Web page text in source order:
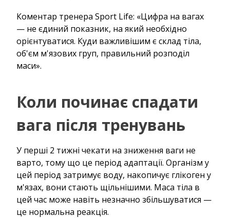
Коментар тренера Sport Life: «Цифра на вагах
— не єдиний показник, на який необхідно
орієнтуватися. Куди важливішим є склад тіла,
об'єм м'язових груп, правильний розподіл
маси».
Коли починає спадати
вага після тренувань
У перші 2 тижні чекати на зниження ваги не
варто, тому що це період адаптації. Організм у
цей період затримує воду, накопичує глікоген у
м'язах, вони стають щільнішими. Маса тіла в
цей час може навіть незначно збільшуватися —
це нормальна реакція.